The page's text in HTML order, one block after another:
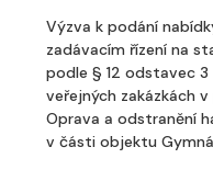
Výzva k podání
zadávacím řízení na
podle § 12 odstavec 3
veřejných zakázkách
Oprava a odstranění
v části objektu